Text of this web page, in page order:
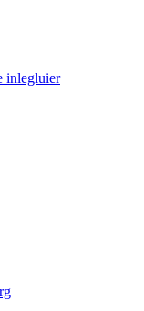
inlegluier